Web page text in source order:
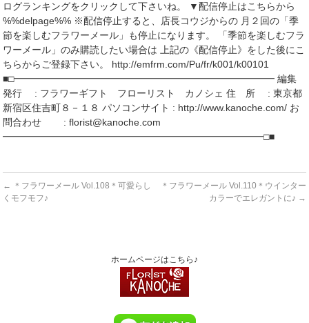
ログランキングをクリックして下さいね。 ▼配信停止はこちらから
%%delpage%% ※配信停止すると、店長コウジからの 月２回の「季
節を楽しむフラワーメール」も停止になります。 「季節を楽しむフラ
ワーメール」のみ購読したい場合は 上記の《配信停止》をした後にこ
ちらからご登録下さい。 http://emfrm.com/Pu/fr/k001/k00101
■□━━━━━━━━━━━━━━━━━━━━━━━━━━━ 編集
発行 : フラワーギフト フローリスト カノシェ 住 所 : 東京都
新宿区住吉町８－１８ パソコンサイト : http://www.kanoche.com/ お
問合わせ : florist@kanoche.com
━━━━━━━━━━━━━━━━━━━━━━━━━━━□■
← ＊フラワーメール Vol.108＊可愛らし
くモフモフ♪
＊フラワーメール Vol.110＊ウインター
カラーでエレガントに♪ →
ホームページはこちら♪